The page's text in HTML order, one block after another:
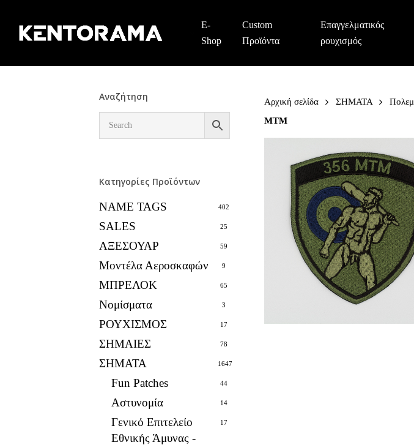
main
E-
Shop
Custom
Προϊόντα
Επαγγελματικός
ρουχισμός
Αναζήτηση
Κατηγορίες Προϊόντων
NAME TAGS 402
SALES 25
ΑΞΕΣΟΥΑΡ 59
Μοντέλα Αεροσκαφών 9
ΜΠΡΕΛΟΚ 65
Νομίσματα 3
ΡΟΥΧΙΣΜΟΣ 17
ΣΗΜΑΙΕΣ 78
ΣΗΜΑΤΑ 1647
Fun Patches 44
Αστυνομία 14
Γενικό Επιτελείο
Εθνικής Άμυνας -
17
Αρχική σελίδα ΣΗΜΑΤΑ
ΜΤΜ